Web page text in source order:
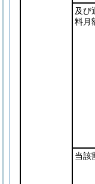
及び
料月
当該